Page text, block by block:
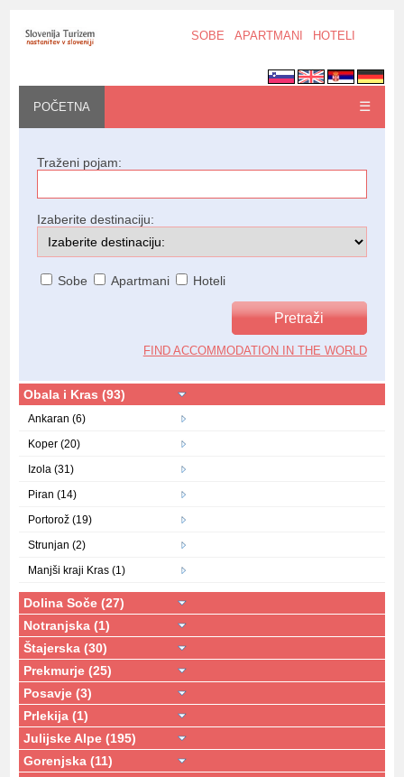
SOBE APARTMANI HOTELI
POČETNA ☰
Traženi pojam:
Izaberite destinaciju:
Sobe Apartmani Hoteli
FIND ACCOMMODATION IN THE WORLD
Obala i Kras (93)
Ankaran (6)
Koper (20)
Izola (31)
Piran (14)
Portorož (19)
Strunjan (2)
Manjši kraji Kras (1)
Dolina Soče (27)
Notranjska (1)
Štajerska (30)
Prekmurje (25)
Posavje (3)
Prlekija (1)
Julijske Alpe (195)
Gorenjska (11)